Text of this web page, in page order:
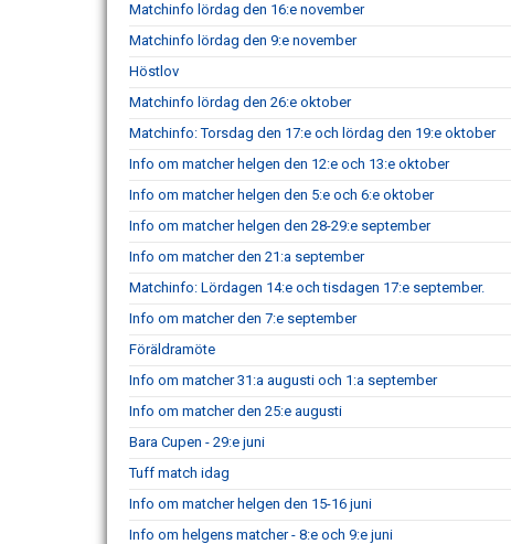
Matchinfo lördag den 16:e november
Matchinfo lördag den 9:e november
Höstlov
Matchinfo lördag den 26:e oktober
Matchinfo: Torsdag den 17:e och lördag den 19:e oktober
Info om matcher helgen den 12:e och 13:e oktober
Info om matcher helgen den 5:e och 6:e oktober
Info om matcher helgen den 28-29:e september
Info om matcher den 21:a september
Matchinfo: Lördagen 14:e och tisdagen 17:e september.
Info om matcher den 7:e september
Föräldramöte
Info om matcher 31:a augusti och 1:a september
Info om matcher den 25:e augusti
Bara Cupen - 29:e juni
Tuff match idag
Info om matcher helgen den 15-16 juni
Info om helgens matcher - 8:e och 9:e juni